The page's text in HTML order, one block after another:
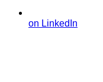
on LinkedIn